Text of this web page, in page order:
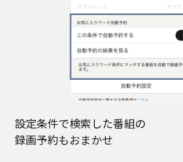
設定条件で検索した番組の
録画予約もおまかせ